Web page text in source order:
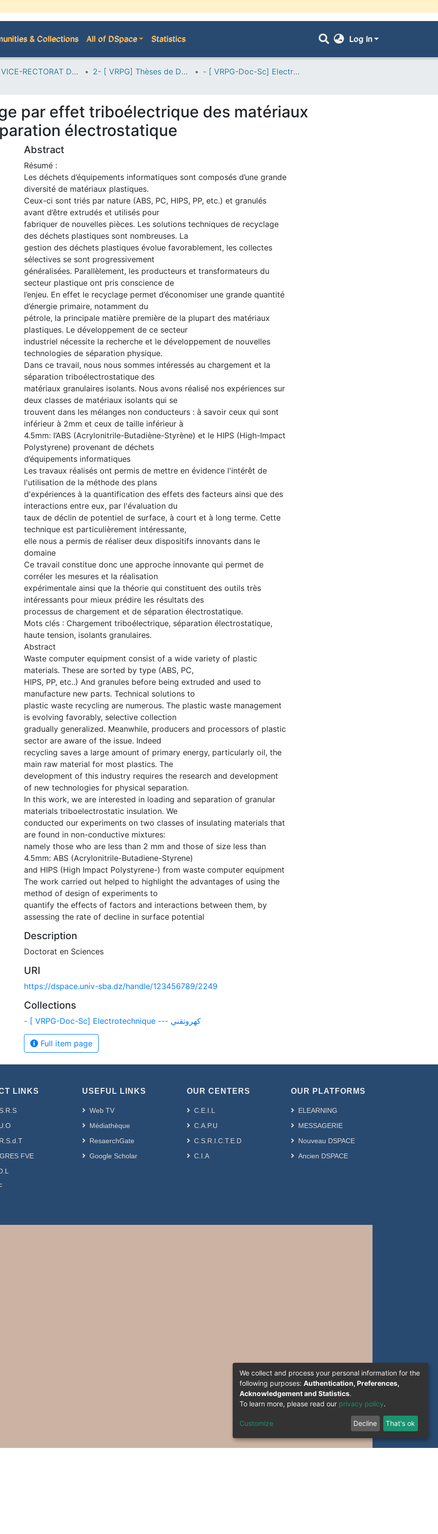
& Collections All of DSpace Statistics Log In
A--> VICE-RECTORAT DE LA POST-GRADUATION 2- [ VRPG] Thèses de Doctorat en Sciences - [ VRPG-Doc-Sc] Electrotechnique --- كهروتقني
par effet triboélectrique des matériaux
électrostatique
Abstract
Résumé :
Les déchets d’équipements informatiques sont composés d’une grande
diversité de matériaux plastiques.
Ceux-ci sont triés par nature (ABS, PC, HIPS, PP, etc.) et granulés
avant d’être extrudés et utilisés pour
fabriquer de nouvelles pièces. Les solutions techniques de recyclage
des déchets plastiques sont nombreuses. La
gestion des déchets plastiques évolue favorablement, les collectes
sélectives se sont progressivement
généralisées. Parallèlement, les producteurs et transformateurs du
secteur plastique ont pris conscience de
l’enjeu. En effet le recyclage permet d’économiser une grande quantité
d’énergie primaire, notamment du
pétrole, la principale matière première de la plupart des matériaux
plastiques. Le développement de ce secteur
industriel nécessite la recherche et le développement de nouvelles
technologies de séparation physique.
Dans ce travail, nous nous sommes intéressés au chargement et la
séparation triboélectrostatique des
matériaux granulaires isolants. Nous avons réalisé nos expériences sur
deux classes de matériaux isolants qui se
trouvent dans les mélanges non conducteurs : à savoir ceux qui sont
inférieur à 2mm et ceux de taille inférieur à
4.5mm: l’ABS (Acrylonitrile-Butadiène-Styrène) et le HIPS (High-Impact
Polystyrene) provenant de déchets
d’équipements informatiques
Les travaux réalisés ont permis de mettre en évidence l'intérêt de
l'utilisation de la méthode des plans
d'expériences à la quantification des effets des facteurs ainsi que des
interactions entre eux, par l'évaluation du
taux de déclin de potentiel de surface, à court et à long terme. Cette
technique est particulièrement intéressante,
elle nous a permis de réaliser deux dispositifs innovants dans le
domaine
Ce travail constitue donc une approche innovante qui permet de
corréler les mesures et la réalisation
expérimentale ainsi que la théorie qui constituent des outils très
intéressants pour mieux prédire les résultats des
processus de chargement et de séparation électrostatique.
Mots clés : Chargement triboélectrique, séparation électrostatique,
haute tension, isolants granulaires.
Abstract
Waste computer equipment consist of a wide variety of plastic
materials. These are sorted by type (ABS, PC,
HIPS, PP, etc..) And granules before being extruded and used to
manufacture new parts. Technical solutions to
plastic waste recycling are numerous. The plastic waste management
is evolving favorably, selective collection
gradually generalized. Meanwhile, producers and processors of plastic
sector are aware of the issue. Indeed
recycling saves a large amount of primary energy, particularly oil, the
main raw material for most plastics. The
development of this industry requires the research and development
of new technologies for physical separation.
In this work, we are interested in loading and separation of granular
materials triboelectrostatic insulation. We
conducted our experiments on two classes of insulating materials that
are found in non-conductive mixtures:
namely those who are less than 2 mm and those of size less than
4.5mm: ABS (Acrylonitrile-Butadiene-Styrene)
and HIPS (High Impact Polystyrene-) from waste computer equipment
The work carried out helped to highlight the advantages of using the
method of design of experiments to
quantify the effects of factors and interactions between them, by
assessing the rate of decline in surface potential
Description
Doctorat en Sciences
URI
https://dspace.univ-sba.dz/handle/123456789/2249
Collections
- [ VRPG-Doc-Sc] Electrotechnique --- كهروتقني
Full item page
LINKS
FVE
USEFUL LINKS
Web TV
Médiathèque
ResaerchGate
Google Scholar
OUR CENTERS
C.E.I.L
C.A.P.U
C.S.R.I.C.T.E.D
C.I.A
OUR PLATFORMS
ELEARNING
MESSAGERIE
Nouveau DSPACE
Ancien DSPACE
We collect and process your personal information for the
following purposes: Authentication, Preferences,
Acknowledgement and Statistics.
To learn more, please read our privacy policy.
Customize Decline That's ok